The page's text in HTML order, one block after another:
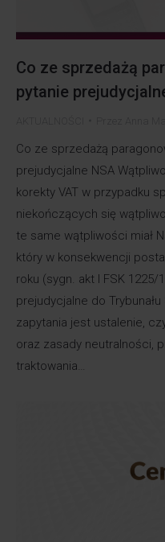
Co ze sprzedażą
pytanie
Co ze sprzedażą
prejudycjalne NSA
korekty VAT w przypadku
niekończących się
te same wątpliwości miał
który w konsekwencji
roku (sygn. akt I FSK 1225/
prejudycjalne do
zapytania jest ustalenie,
oraz zasady neutralności,
traktowania…